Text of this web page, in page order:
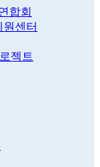
합회
센터
젝트